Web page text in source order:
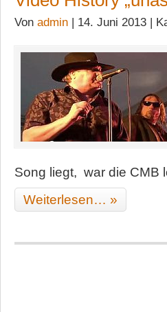
Von admin | 14. Juni 2013 |
Song liegt, war die CMB
Weiterlesen… »